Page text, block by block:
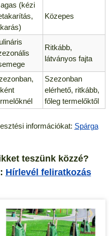
(kézi
Közepes
Ritkább,
látványos fajta
Szezonban
elérhető, ritkább,
főleg termelőktől
információkat: Spárga
teszünk közzé?
Hírlevél feliratkozás